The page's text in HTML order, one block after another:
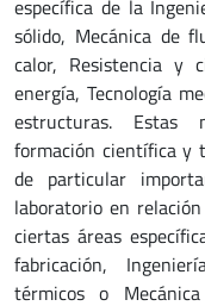
específica de la
sólido, Mecánica de
calor, Resistencia y
energía, Tecnología
estructuras. Estas
formación científica y
de particular
laboratorio en
ciertas áreas
fabricación,
térmicos o